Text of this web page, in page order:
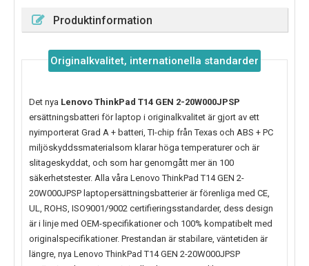
Produktinformation
Originalkvalitet, internationella standarder
Det nya Lenovo ThinkPad T14 GEN 2-20W000JPSP
ersättningsbatteri för laptop i originalkvalitet är gjort av ett
nyimporterat Grad A + batteri, TI-chip från Texas och ABS + PC
miljöskyddssmaterialsom klarar höga temperaturer och är
slitageskyddat, och som har genomgått mer än 100
säkerhetstester. Alla våra Lenovo ThinkPad T14 GEN 2-
20W000JPSP laptopersättningsbatterier är förenliga med CE,
UL, ROHS, ISO9001/9002 certifieringsstandarder, dess design
är i linje med OEM-specifikationer och 100% kompatibelt med
originalspecifikationer. Prestandan är stabilare, väntetiden är
längre, nya Lenovo ThinkPad T14 GEN 2-20W000JPSP